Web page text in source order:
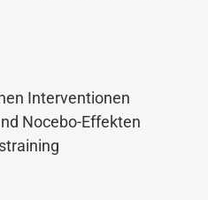
Interventionen
Nocebo-Effekten